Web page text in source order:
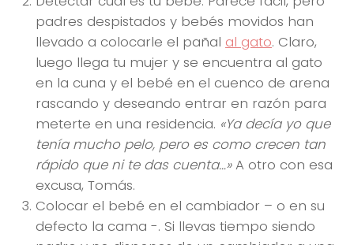
padres despistados y bebés movidos han
llevado a colocarle el pañal al gato. Claro,
luego llega tu mujer y se encuentra al gato
en la cuna y el bebé en el cuenco de arena
rascando y deseando entrar en razón para
meterte en una residencia. «Ya decía yo que
tenía mucho pelo, pero es como crecen tan
rápido que ni te das cuenta…»A otro con esa
excusa, Tomás.
Colocar el bebé en el cambiador – o en su
defecto la cama -. Si llevas tiempo siendo